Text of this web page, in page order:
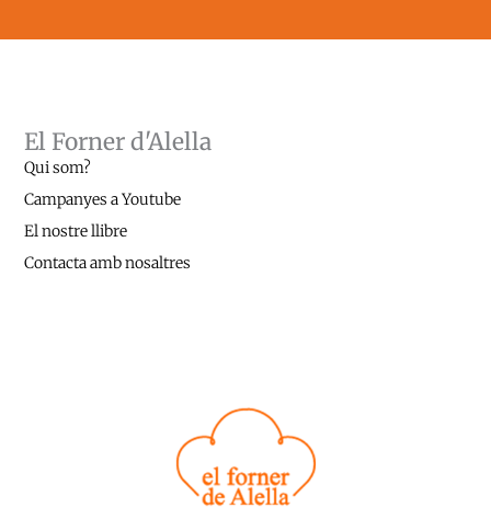
El Forner d'Alella
Qui som?
Campanyes a Youtube
El nostre llibre
Contacta amb nosaltres